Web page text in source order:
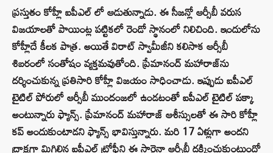
ప్రస్తుతం కోహ్లీ ఐపీఎల్ లో ఆడుతున్నాడు. ఈ సీజన్లో ఆర్సీబీ వరుస
విజయాలతో పాయింట్ల పట్టికలో రెండో స్థానంలో నిలిచింది. ఇందులోను
కోహ్లీదే కీలక పాత్ర. అయితే విరాట్ స్వామీజీని కలిసాక ఆర్సీబీ
శిబరంలో సంతోషం వ్యక్తమవుతోంది. ప్రేమానంద్ మహారాజ్‌ను
దర్శించుకున్న ప్రతిసారి కోహ్లీ విజయం సాధించాడు. ఇప్పుడు ఐపీఎల్
టైటిల్ పోరులో ఆర్సీబీ ముందంజలో ఉండటంతో ఐపీఎల్ టైటిల్ పక్కా
అంటున్నారు ఫ్యాన్స్. ప్రేమానంద్ మహారాజ్‌ ఆశీస్సులతో ఈ సారి కోహ్లీ
కప్ అందుకుంటాడని ఫ్యాన్స్ భావిస్తున్నారు. మరి 17 ఏళ్లుగా అందని
ద్రాక్షగా మిగిలిన ఐపీఎల్ ట్రోఫీని ఈ సారైనా ఆర్సీబీ దక్కించుకుంటుందో